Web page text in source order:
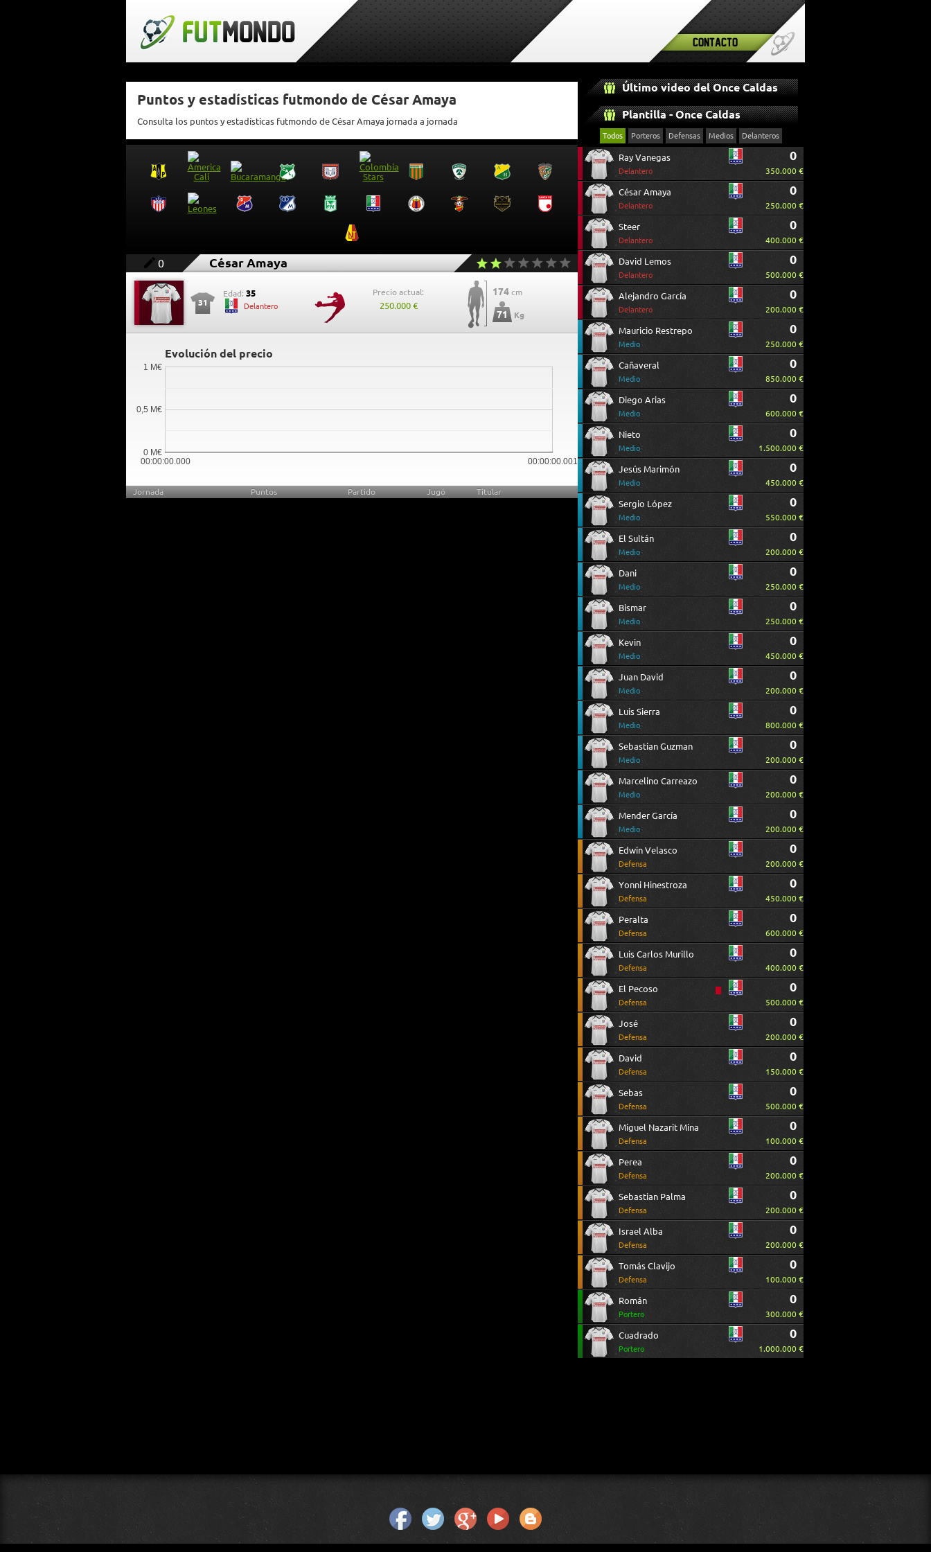
Contacto
Puntos y estadísticas futmondo de César Amaya
Consulta los puntos y estadísticas futmondo de César Amaya jornada a jornada
0 César Amaya
31
Edad: 35
Delantero
Precio actual:
250.000 €
174 cm
71 Kg
Evolución del precio
00:00:00.000 00:00:00.001
0 M€
0,5 M€
1 M€
Jornada Puntos Partido Jugó Titular
Último video del Once Caldas
Plantilla - Once Caldas
Todos Porteros Defensas Medios Delanteros
Ray Vanegas
Delantero
0
350.000 €
César Amaya
Delantero
0
250.000 €
Steer
Delantero
0
400.000 €
David Lemos
Delantero
0
500.000 €
Alejandro García
Delantero
0
200.000 €
Mauricio Restrepo
Medio
0
250.000 €
Cañaveral
Medio
0
850.000 €
Diego Arias
Medio
0
600.000 €
Nieto
Medio
0
1.500.000 €
Jesús Marimón
Medio
0
450.000 €
Sergio López
Medio
0
550.000 €
El Sultán
Medio
0
200.000 €
Dani
Medio
0
250.000 €
Bismar
Medio
0
250.000 €
Kevin
Medio
0
450.000 €
Juan David
Medio
0
200.000 €
Luis Sierra
Medio
0
800.000 €
Sebastian Guzman
Medio
0
200.000 €
Marcelino Carreazo
Medio
0
200.000 €
Mender García
Medio
0
200.000 €
Edwin Velasco
Defensa
0
200.000 €
Yonni Hinestroza
Defensa
0
450.000 €
Peralta
Defensa
0
600.000 €
Luis Carlos Murillo
Defensa
0
400.000 €
El Pecoso
Defensa
0
500.000 €
José
Defensa
0
200.000 €
David
Defensa
0
150.000 €
Sebas
Defensa
0
500.000 €
Miguel Nazarit Mina
Defensa
0
100.000 €
Perea
Defensa
0
200.000 €
Sebastian Palma
Defensa
0
200.000 €
Israel Alba
Defensa
0
200.000 €
Tomás Clavijo
Defensa
0
100.000 €
Román
Portero
0
300.000 €
Cuadrado
Portero
0
1.000.000 €